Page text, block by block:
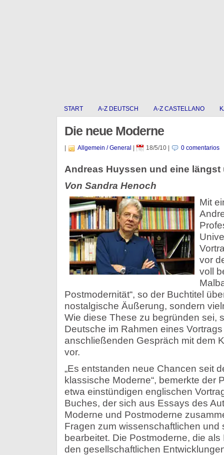
START A-Z DEUTSCH A-Z CASTELLANO
Die neue Moderne
Allgemein / General 18/5/10| 0 comentarios
Andreas Huyssen und eine
Von Sandra Henoch
Mit
vor
voll
Postmodernität“, so der Buchtitel
nostalgische Äußerung, sondern
Wie diese These zu begründen sei,
Deutsche im Rahmen eines
anschließenden Gespräch mit dem
vor.
„Es entstanden neue Chancen seit
klassische Moderne“, bemerkte der
etwa einstündigen englischen
Buches, der sich aus Essays des
Moderne und Postmoderne
Fragen zum wissenschaftlichen und
bearbeitet. Die Postmoderne, die
den gesellschaftlichen